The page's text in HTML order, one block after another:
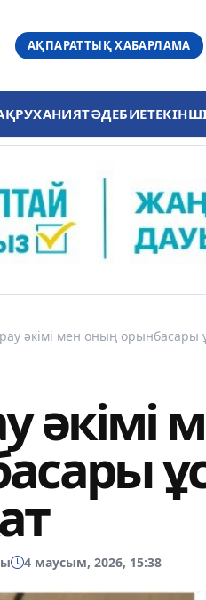
АҚПАРАТТЫҚ ХАБАРЛАМА
РУХАНИЯТӘДЕБИЕТ
әкімі мен оның орынбасары
әкімі
4 маусым, 2026, 15:38